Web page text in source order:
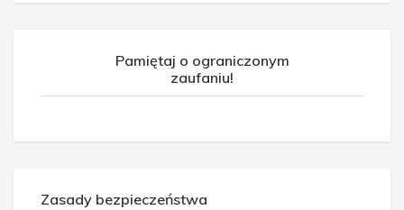
Pamiętaj o ograniczonym
zaufaniu!
Zasady bezpieczeństwa